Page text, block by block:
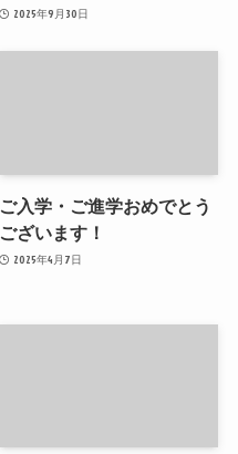
2025年9月30日
ご入学・ご進学おめでとう
ございます！
2025年4月7日